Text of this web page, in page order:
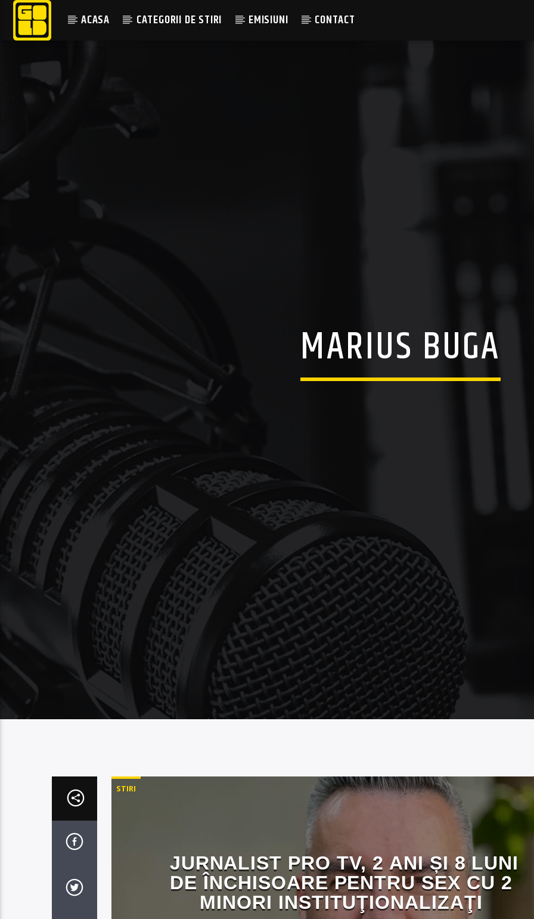
ACASA CATEGORII DE STIRI EMISIUNI CONTACT
MARIUS BUGA
STIRI
JURNALIST PRO TV, 2 ANI ȘI 8 LUNI
DE ÎNCHISOARE PENTRU SEX CU 2
MINORI INSTITUŢIONALIZAŢI